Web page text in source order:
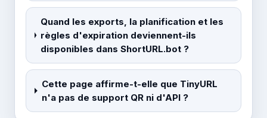
Quand les exports, la planification et les
règles d'expiration deviennent-ils
disponibles dans ShortURL.bot ?
Cette page affirme-t-elle que TinyURL
n'a pas de support QR ni d'API ?